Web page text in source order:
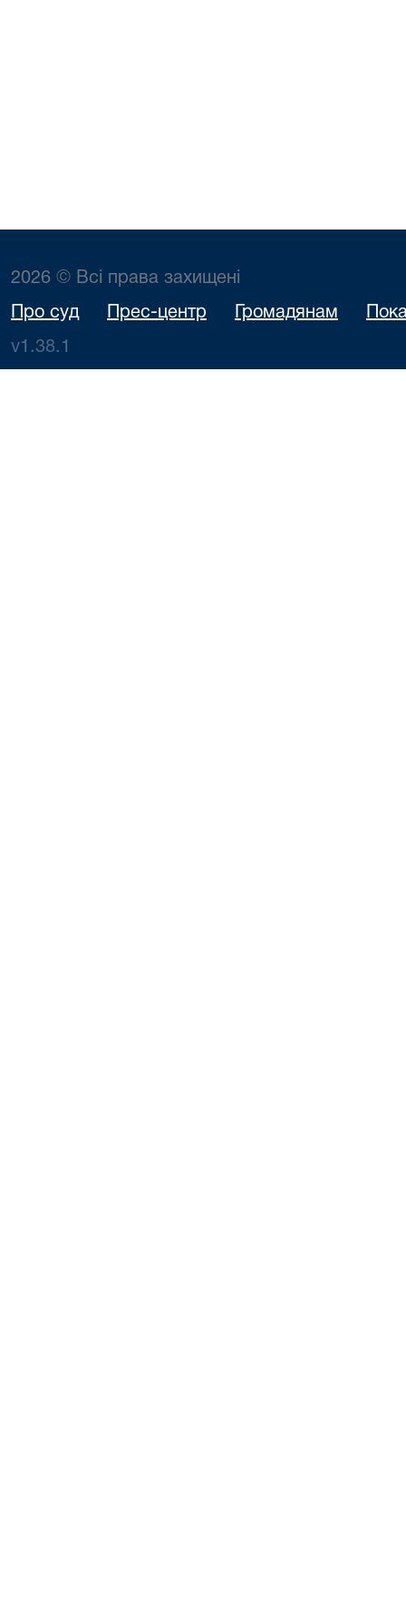
2026 © Всі права захищені
Про суд Прес-центр Громадянам
v1.38.1